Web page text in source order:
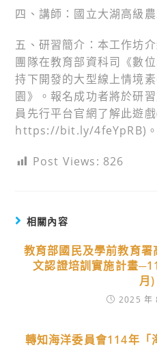
四、講師：國立大湖高級
五、研習簡介：本工作坊
團隊在教育部資科司《數
持下開發的大型線上情境
園》。報名成功者將於研
員先行平台官網了解此遊戲
https://bit.ly/4feYpRB)。
Post Views: 826
相關內容
教育部國民及學前教育
文認證培訓實施計畫
月)
2025 年
轉知海洋委員會114年「